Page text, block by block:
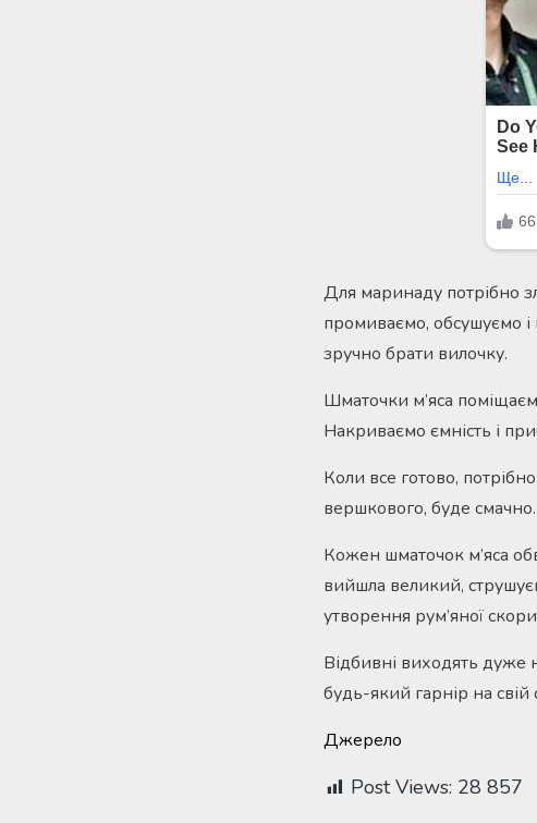
Для маринаду потрібно
промиваємо, обсушуємо
зручно брати вилочку.
Шматочки м’яса
Накриваємо ємність і
Коли все готово,
вершкового, буде смачно.
Кожен шматочок м’яса
вийшла великий,
утворення рум’яної
Відбивні виходять
будь-який гарнір на свій
Джерело
Post Views: 28 857